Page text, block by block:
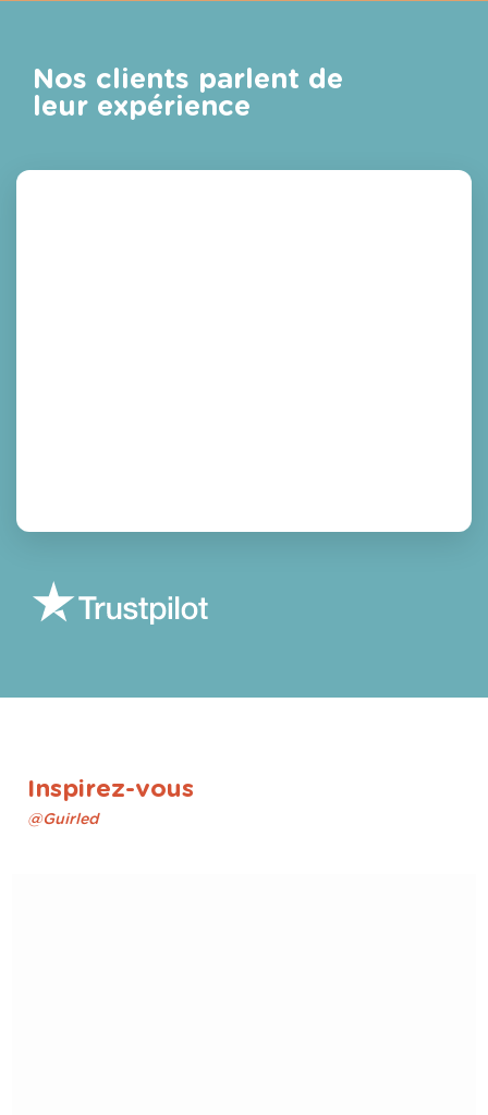
Nos clients parlent de
leur expérience
Inspirez-vous
@Guirled